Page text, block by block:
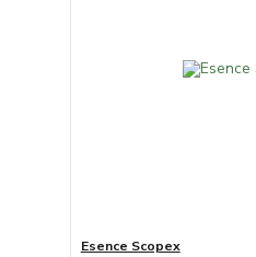
Esence Scopex